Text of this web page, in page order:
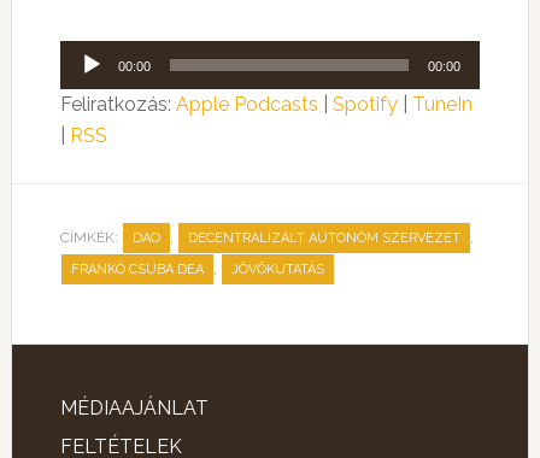
Audió
lejátszó
00:00 00:00
Feliratkozás: Apple Podcasts Spotify| TuneIn
RSS
CÍMKÉK: DAO , DECENTRALIZÁLT AUTONÓM SZERVEZET ,
FRANKÓ CSUBA DEA , JÖVŐKUTATÁS
MÉDIAAJÁNLAT
FELTÉTELEK